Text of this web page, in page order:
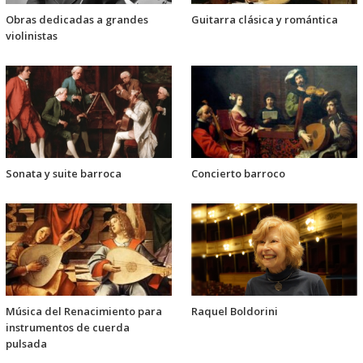
Obras dedicadas a grandes
violinistas
Guitarra clásica y romántica
Sonata y suite barroca Concierto barroco
Música del Renacimiento para
instrumentos de cuerda
pulsada
Raquel Boldorini